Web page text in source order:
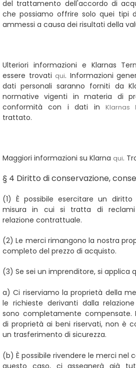
del trattamento dell'accordo di
che possiamo offrire solo quei tipi
ammessi a causa dei risultati della
Ulteriori informazioni e Klarnas
essere trovati qui. Informazioni
dati personali saranno forniti da
normative vigenti in materia di
conformità con i dati in Klarnas
trattato.
Maggiori informazioni su Klarna qui.
§ 4 Diritto di conservazione,
(1) È possibile esercitare un
misura in cui si tratta di reclami
relazione contrattuale.
(2) Le merci rimangono la nostra
completo del prezzo di acquisto.
(3) Se sei un imprenditore, si applica
a) Ci riserviamo la proprietà della
le richieste derivanti dalla
sono completamente compensate.
di proprietà ai beni riservati, non è
un trasferimento di sicurezza.
(b) È possibile rivendere le merci nel
questo caso, ci assegnerà già